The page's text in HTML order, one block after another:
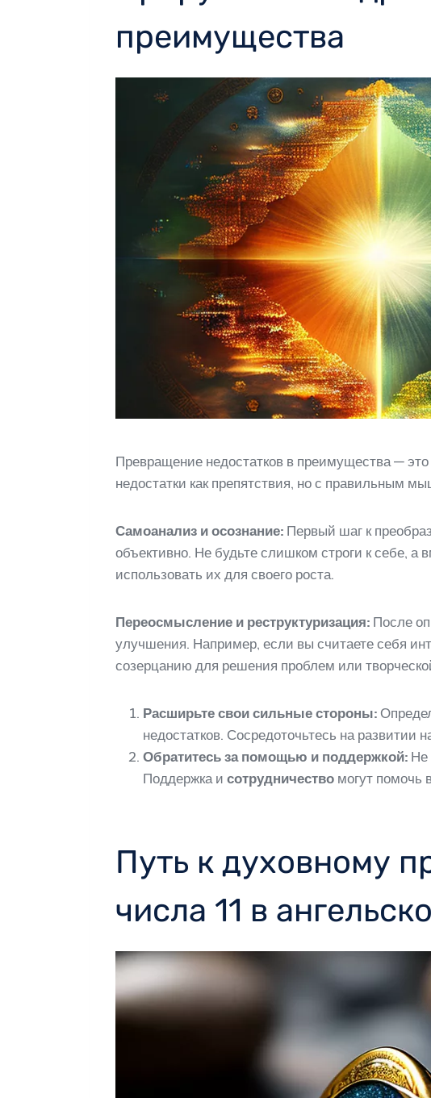
преимущества
Превращение недостатков в преимущества — это
недостатки как препятствия, но с правильным
Самоанализ и осознание: Первый шаг к
объективно. Не будьте слишком строги к себе, а
использовать их для своего роста.
Переосмысление и реструктуризация: После
улучшения. Например, если вы считаете себя
созерцанию для решения проблем или
Расширьте свои сильные стороны:
недостатков. Сосредоточьтесь на
Обратитесь за помощью и поддержкой: Не
Поддержка и сотрудничество могут помочь
Путь к духовному
числа 11 в